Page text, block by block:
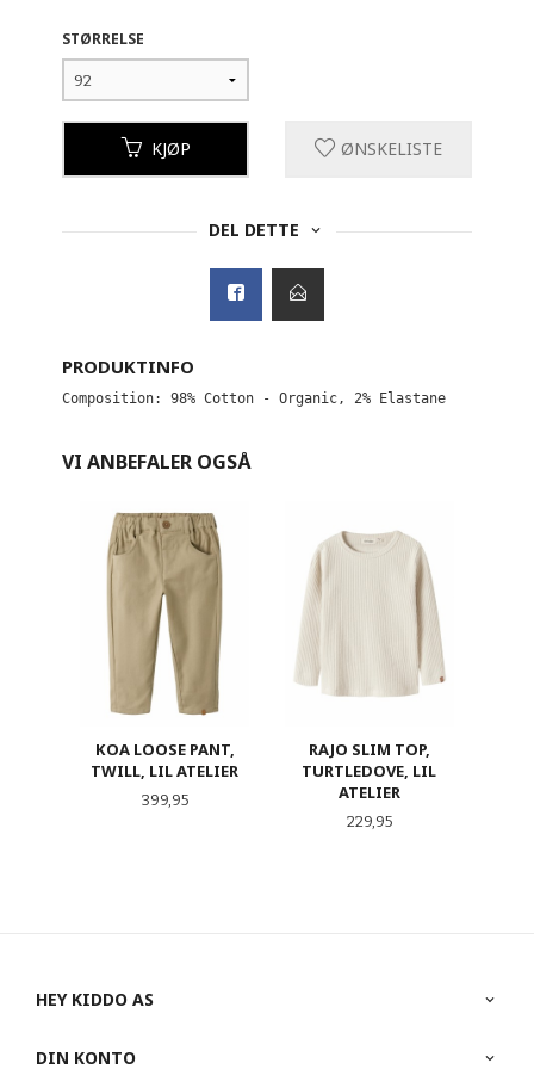
STØRRELSE
KJØP ØNSKELISTE
DEL DETTE
PRODUKTINFO
Composition: 98% Cotton - Organic, 2% Elastane
VI ANBEFALER OGSÅ
KOA LOOSE PANT,
TWILL, LIL ATELIER
Pris
399,95
RAJO SLIM TOP,
TURTLEDOVE, LIL
ATELIER
Pris
229,95
HEY KIDDO AS
DIN KONTO